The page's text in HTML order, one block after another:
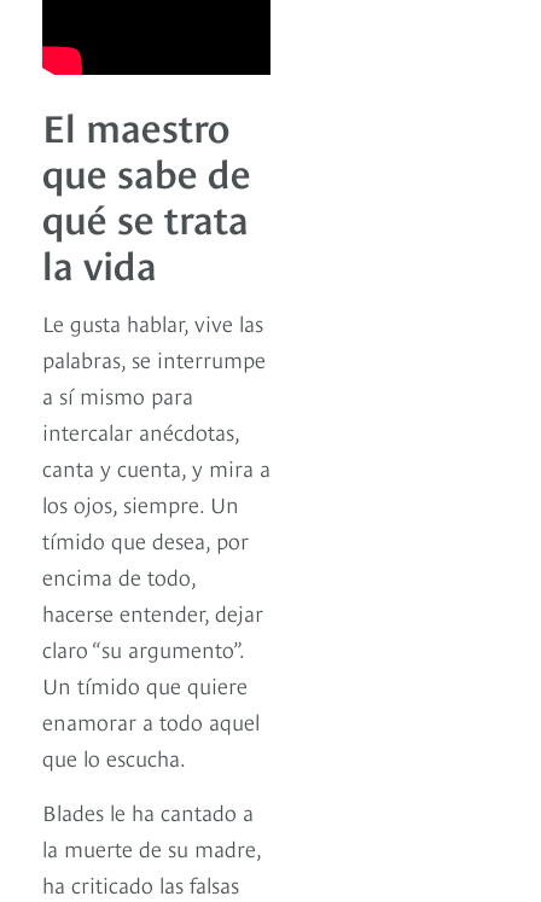
El maestro
que sabe de
qué se trata
la vida
Le gusta hablar, vive las
palabras, se interrumpe
a sí mismo para
intercalar anécdotas,
canta y cuenta, y mira a
los ojos, siempre. Un
tímido que desea, por
encima de todo,
hacerse entender, dejar
claro “su argumento”.
Un tímido que quiere
enamorar a todo aquel
que lo escucha.
Blades le ha cantado a
la muerte de su madre,
ha criticado las falsas